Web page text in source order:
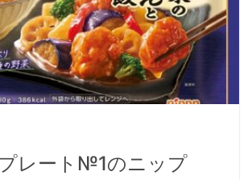
レート№1のニップ